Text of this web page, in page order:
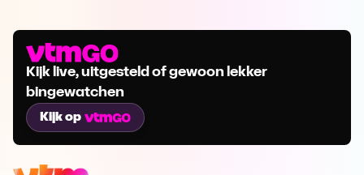
Kijk live, uitgesteld of gewoon lekker
bingewatchen
Kijk op